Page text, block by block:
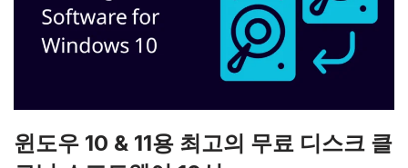
윈도우 10 & 11용 최고의 무료 디스크 클